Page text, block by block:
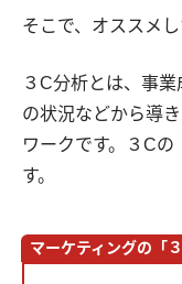
そこで、オススメ
３C分析とは、事
の状況などから導
ワークです。３C
す。
マーケティングの「３